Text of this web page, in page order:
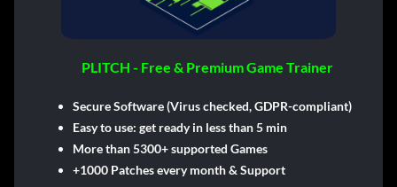
PLITCH - Free & Premium Game Trainer
Secure Software (Virus checked, GDPR-compliant)
Easy to use: get ready in less than 5 min
More than 5300+ supported Games
+1000 Patches every month & Support